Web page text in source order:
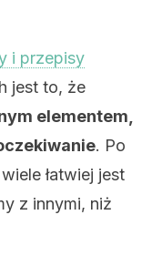
i przepisy
jest to, że
elementem,
. Po
łatwiej jest
z innymi, niż